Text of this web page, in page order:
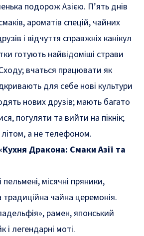
подорож Азією. П’ять днів
ароматів спецій, чайних
і відчуття справжніх канікул
готують найвідоміші страви
вчаться працювати як
для себе нові культури
нових друзів; мають багато
погуляти та вийти на пікнік;
а не телефоном.
Дракона: Смаки Азії та
місячні пряники,
традиційна чайна церемонія.
рамен, японський
і легендарні моті.